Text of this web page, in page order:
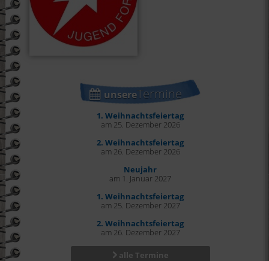
unsereTermine
1. Weihnachtsfeiertag
am 25. Dezember 2026
2. Weihnachtsfeiertag
am 26. Dezember 2026
Neujahr
am 1. Januar 2027
1. Weihnachtsfeiertag
am 25. Dezember 2027
2. Weihnachtsfeiertag
am 26. Dezember 2027
alle Termine